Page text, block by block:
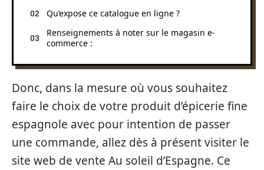
Qu’expose ce catalogue en ligne ?
Renseignements à noter sur le magasin e-
commerce :
Donc, dans la mesure où vous souhaitez
faire le choix de votre produit d’épicerie fine
espagnole avec pour intention de passer
une commande, allez dès à présent visiter le
site web de vente Au soleil d’Espagne. Ce